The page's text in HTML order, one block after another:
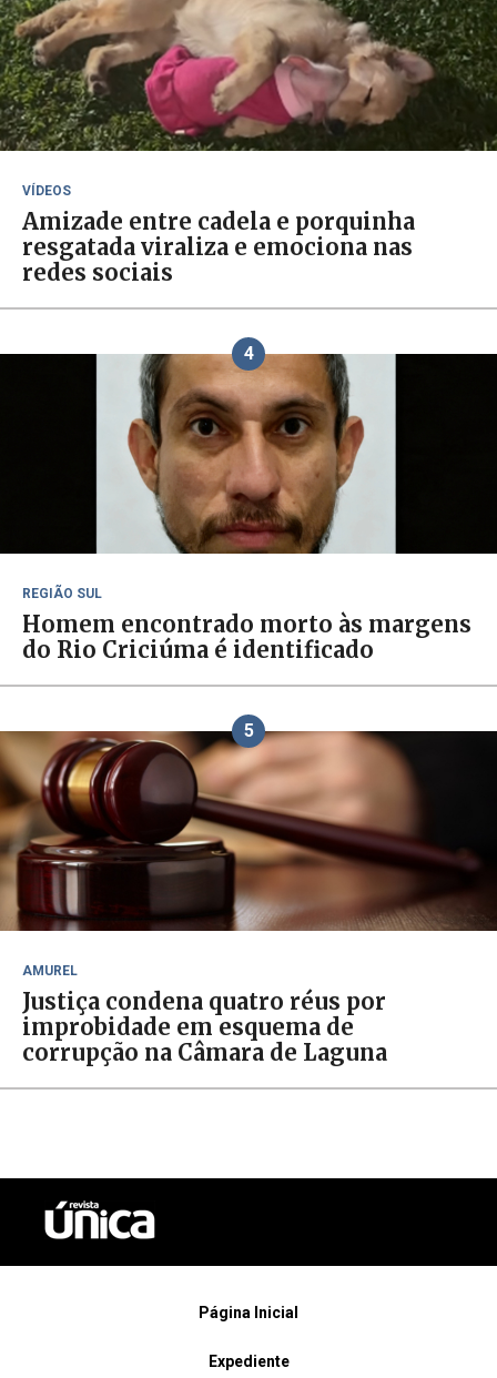
VÍDEOS
Amizade entre cadela e porquinha
resgatada viraliza e emociona nas
redes sociais
4
REGIÃO SUL
Homem encontrado morto às margens
do Rio Criciúma é identificado
5
AMUREL
Justiça condena quatro réus por
improbidade em esquema de
corrupção na Câmara de Laguna
Página Inicial
Expediente